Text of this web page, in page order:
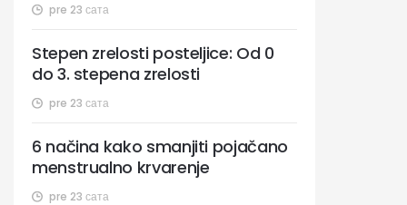
pre 23 сата
pre 23 сата
Stepen zrelosti posteljice: Od 0
do 3. stepena zrelosti
pre 23 сата
6 načina kako smanjiti pojačano
menstrualno krvarenje